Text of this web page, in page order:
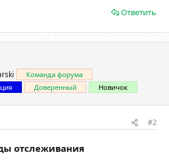
Ответить
Команда форума
Доверенный Новичок
#2
отслеживания